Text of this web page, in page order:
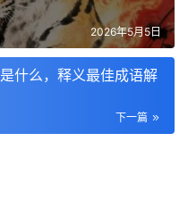
2026年5月5日
什么，释义最佳成语解
下一篇